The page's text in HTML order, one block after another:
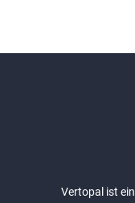
Vertopal ist